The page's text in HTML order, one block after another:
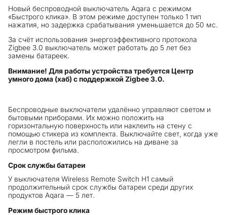
Новый беспроводной выключатель Aqara с режимом
«Быстрого клика». В этом режиме доступен только 1 тип
нажатия, но задержка срабатывания уменьшается до 50 мс.
За счёт использования энергоэффективного протокола
Zigbee 3.0 выключатель может работать до 5 лет без
замены батареек.
Внимание! Для работы устройства требуется Центр
умного дома (хаб) с поддержкой Zigbee 3.0.
Беспроводные выключатели удалённо управляют светом и
бытовыми приборами. Их можно положить на
горизонтальную поверхность или наклеить на стену с
помощью стикера из комплекта. Выключайте свет, когда уже
легли в постель или расположились на диване за
просмотром фильма.
Срок службы батареи
У выключателя Wireless Remote Switch H1 самый
продолжительный срок службы батареи среди других
продуктов Aqara — 5 лет.
Режим быстрого клика